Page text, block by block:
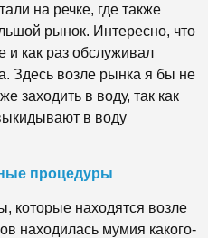
на речке, где также
рынок. Интересно, что
и как раз обслуживал
Здесь возле рынка я бы не
заходить в воду, так как
в воду
процедуры
которые находятся возле
находилась мумия какого-